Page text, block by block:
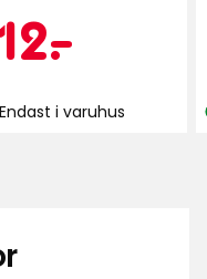
-
.
kr
Endast i varuhus